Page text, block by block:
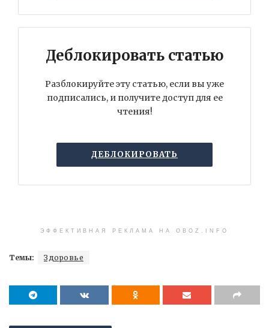
Деблокировать статью
Разблокируйте эту статью, если вы уже
подписались, и получите доступ для ее
чтения!
ДЕБЛОКИРОВАТЬ
ЭФФЕКТИВНАЯ РЕКЛАМА НА OBOZ.INFO
Темы: Здоровье